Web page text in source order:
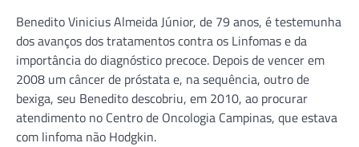
Benedito Vinicius Almeida Júnior, de 79 anos, é testemunha
dos avanços dos tratamentos contra os Linfomas e da
importância do diagnóstico precoce. Depois de vencer em
2008 um câncer de próstata e, na sequência, outro de
bexiga, seu Benedito descobriu, em 2010, ao procurar
atendimento no Centro de Oncologia Campinas, que estava
com linfoma não Hodgkin.